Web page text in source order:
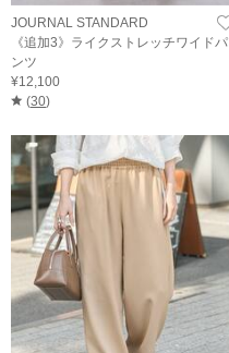
JOURNAL STANDARD
《追加3》ライクストレッチワイドパ
ンツ
¥12,100
(30)